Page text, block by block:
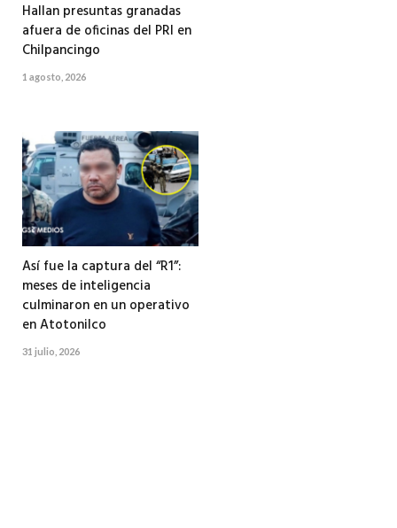
Hallan presuntas granadas
afuera de oficinas del PRI en
Chilpancingo
1 agosto, 2026
Así fue la captura del “R1”:
meses de inteligencia
culminaron en un operativo
en Atotonilco
31 julio, 2026